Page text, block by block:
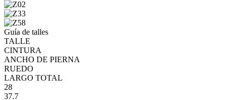
Guía de talles
TALLE
CINTURA
ANCHO DE PIERNA
RUEDO
LARGO TOTAL
28
37.7